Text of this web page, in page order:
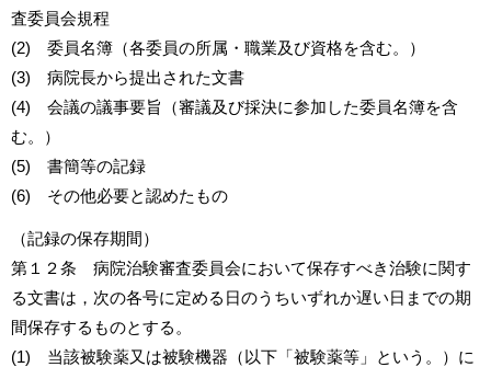
査委員会規程
(2) 委員名簿（各委員の所属・職業及び資格を含む。）
(3) 病院長から提出された文書
(4) 会議の議事要旨（審議及び採決に参加した委員名簿を含
む。）
(5) 書簡等の記録
(6) その他必要と認めたもの
（記録の保存期間）
第１２条 病院治験審査委員会において保存すべき治験に関す
る文書は，次の各号に定める日のうちいずれか遅い日までの期
間保存するものとする。
(1) 当該被験薬又は被験機器（以下「被験薬等」という。）に